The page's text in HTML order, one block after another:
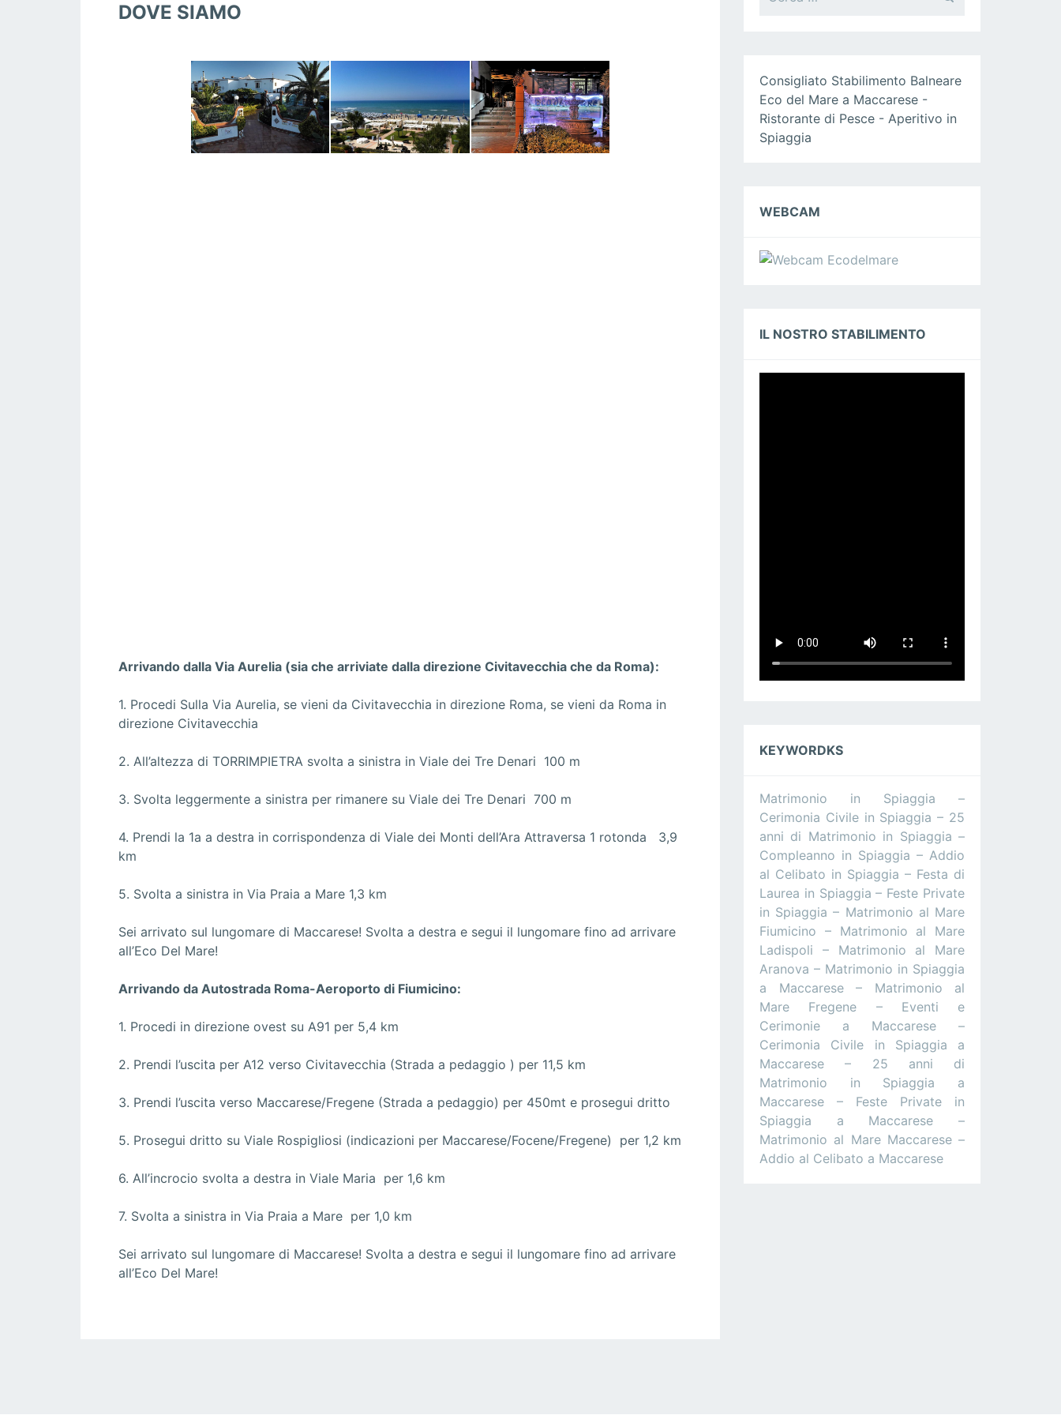
DOVE SIAMO
Arrivando dalla Via Aurelia (sia che arriviate dalla direzione Civitavecchia che da Roma):
1. Procedi Sulla Via Aurelia, se vieni da Civitavecchia in direzione Roma, se vieni da Roma in
direzione Civitavecchia
2. All’altezza di TORRIMPIETRA svolta a sinistra in Viale dei Tre Denari 100 m
3. Svolta leggermente a sinistra per rimanere su Viale dei Tre Denari 700 m
4. Prendi la 1a a destra in corrispondenza di Viale dei Monti dell’Ara Attraversa 1 rotonda 3,9
km
5. Svolta a sinistra in Via Praia a Mare 1,3 km
Sei arrivato sul lungomare di Maccarese! Svolta a destra e segui il lungomare fino ad arrivare
all’Eco Del Mare!
Arrivando da Autostrada Roma-Aeroporto di Fiumicino:
1. Procedi in direzione ovest su A91 per 5,4 km
2. Prendi l’uscita per A12 verso Civitavecchia (Strada a pedaggio ) per 11,5 km
3. Prendi l’uscita verso Maccarese/Fregene (Strada a pedaggio) per 450mt e prosegui dritto
5. Prosegui dritto su Viale Rospigliosi (indicazioni per Maccarese/Focene/Fregene) per 1,2 km
6. All’incrocio svolta a destra in Viale Maria per 1,6 km
7. Svolta a sinistra in Via Praia a Mare per 1,0 km
Sei arrivato sul lungomare di Maccarese! Svolta a destra e segui il lungomare fino ad arrivare
all’Eco Del Mare!
a
p
e
r
Consigliato Stabilimento Balneare
Eco del Mare a Maccarese -
Ristorante di Pesce - Aperitivo in
Spiaggia
WEBCAM
IL NOSTRO STABILIMENTO
KEYWORDKS
Matrimonio in Spiaggia –
Cerimonia Civile in Spiaggia – 25
anni di Matrimonio in Spiaggia –
Compleanno in Spiaggia – Addio
al Celibato in Spiaggia – Festa di
Laurea in Spiaggia – Feste Private
in Spiaggia – Matrimonio al Mare
Fiumicino – Matrimonio al Mare
Ladispoli – Matrimonio al Mare
Aranova – Matrimonio in Spiaggia
a Maccarese – Matrimonio al
Mare Fregene – Eventi e
Cerimonie a Maccarese –
Cerimonia Civile in Spiaggia a
Maccarese – 25 anni di
Matrimonio in Spiaggia a
Maccarese – Feste Private in
Spiaggia a Maccarese –
Matrimonio al Mare Maccarese –
Addio al Celibato a Maccarese